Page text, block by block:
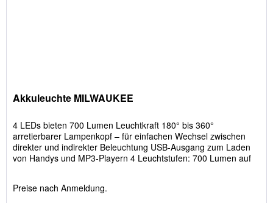
Akkuleuchte MILWAUKEE
4 LEDs bieten 700 Lumen Leuchtkraft 180° bis 360°
arretierbarer Lampenkopf – für einfachen Wechsel zwischen
direkter und indirekter Beleuchtung USB-Ausgang zum Laden
von Handys und MP3-Playern 4 Leuchtstufen: 700 Lumen auf
Preise nach Anmeldung.